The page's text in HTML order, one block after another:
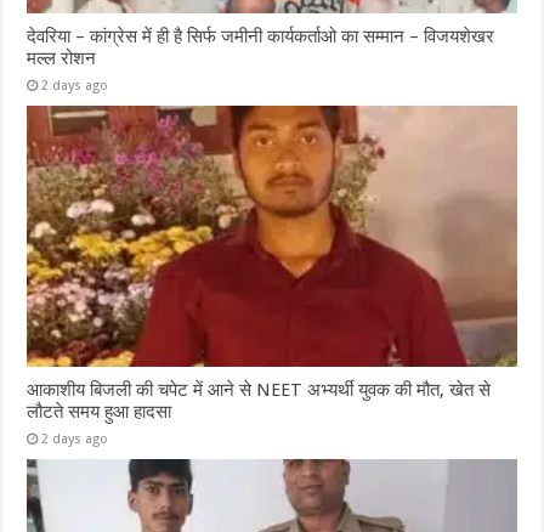
देवरिया – कांग्रेस में ही है सिर्फ जमीनी कार्यकर्ताओ का सम्मान – विजयशेखर
मल्ल रोशन
2 days ago
आकाशीय बिजली की चपेट में आने से NEET अभ्यर्थी युवक की मौत, खेत से
लौटते समय हुआ हादसा
2 days ago